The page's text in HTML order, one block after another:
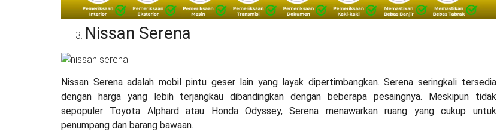
Nissan Serena
Nissan Serena adalah mobil pintu geser lain yang layak dipertimbangkan. Serena seringkali tersedia
dengan harga yang lebih terjangkau dibandingkan dengan beberapa pesaingnya. Meskipun tidak
sepopuler Toyota Alphard atau Honda Odyssey, Serena menawarkan ruang yang cukup untuk
penumpang dan barang bawaan.